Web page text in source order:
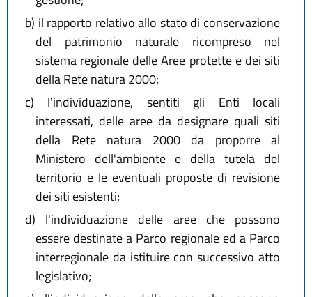
b) il rapporto relativo allo stato di conservazione
del patrimonio naturale ricompreso nel
sistema regionale delle Aree protette e dei siti
della Rete natura 2000;
c) l'individuazione, sentiti gli Enti locali
interessati, delle aree da designare quali siti
della Rete natura 2000 da proporre al
Ministero dell'ambiente e della tutela del
territorio e le eventuali proposte di revisione
dei siti esistenti;
d) l'individuazione delle aree che possono
essere destinate a Parco regionale ed a Parco
interregionale da istituire con successivo atto
legislativo;